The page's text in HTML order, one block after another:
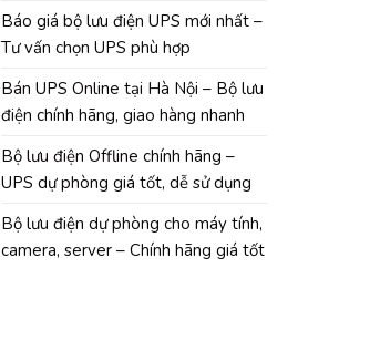
Báo giá bộ lưu điện UPS mới nhất –
Tư vấn chọn UPS phù hợp
Bán UPS Online tại Hà Nội – Bộ lưu
điện chính hãng, giao hàng nhanh
Bộ lưu điện Offline chính hãng –
UPS dự phòng giá tốt, dễ sử dụng
Bộ lưu điện dự phòng cho máy tính,
camera, server – Chính hãng giá tốt